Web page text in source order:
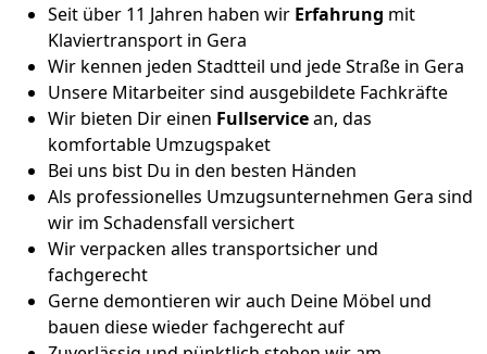
Seit über 11 Jahren haben wir Erfahrung mit
Klaviertransport in Gera
Wir kennen jeden Stadtteil und jede Straße in Gera
Unsere Mitarbeiter sind ausgebildete Fachkräfte
Wir bieten Dir einen Fullservicean, das
komfortable Umzugspaket
Bei uns bist Du in den besten Händen
Als professionelles Umzugsunternehmen Gera sind
wir im Schadensfall versichert
Wir verpacken alles transportsicher und
fachgerecht
Gerne demontieren wir auch Deine Möbel und
bauen diese wieder fachgerecht auf